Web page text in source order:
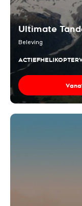
Ultimate
Beleving
ACTIEF